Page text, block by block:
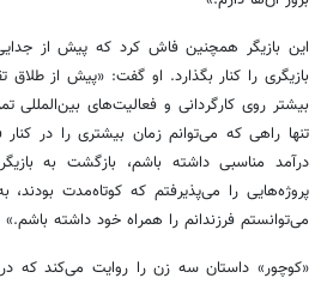
این بازیگر همچنین فاش کرد که پیش از
بازیگری را کنار بگذارد. او گفت: «پیش از طلاق
بیشتر روی کارگردانی و فعالیت‌های بین‌المللی
تنها راهی که می‌توانم زمان بیشتری را در
درآمد مناسبی داشته باشم، بازگشت به
پروژه‌هایی را می‌پذیرفتم که کوتاه‌مدت
می‌توانستم فرزندانم را همراه خود داشته باشم.»
«کوچور» داستان سه زن را روایت می‌کند که